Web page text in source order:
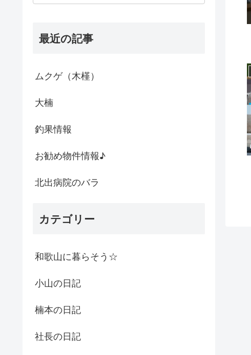
最近の記事
ムクゲ（木槿）
大楠
釣果情報
お勧め物件情報♪
北出病院のバラ
カテゴリー
和歌山に暮らそう☆
小山の日記
楠本の日記
社長の日記